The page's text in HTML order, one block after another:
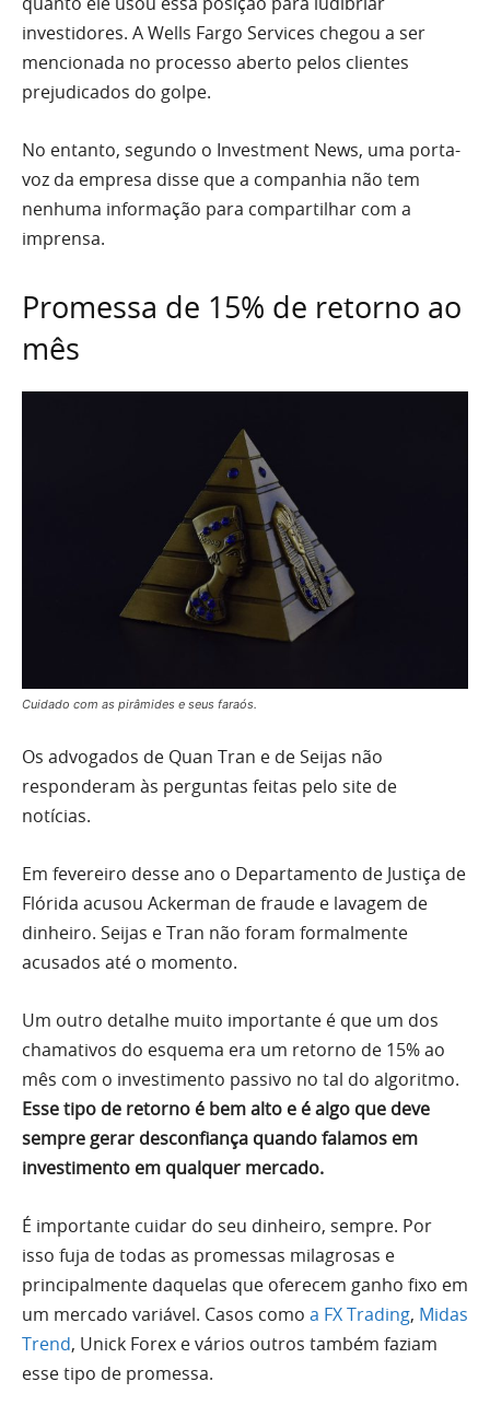
investidores. A Wells Fargo Services chegou a ser
mencionada no processo aberto pelos clientes
prejudicados do golpe.
No entanto, segundo o Investment News, uma porta-
voz da empresa disse que a companhia não tem
nenhuma informação para compartilhar com a
imprensa.
Promessa de 15% de retorno ao
mês
Cuidado com as pirâmides e seus faraós.
Os advogados de Quan Tran e de Seijas não
responderam às perguntas feitas pelo site de
notícias.
Em fevereiro desse ano o Departamento de Justiça de
Flórida acusou Ackerman de fraude e lavagem de
dinheiro. Seijas e Tran não foram formalmente
acusados até o momento.
Um outro detalhe muito importante é que um dos
chamativos do esquema era um retorno de 15% ao
mês com o investimento passivo no tal do algoritmo.
Esse tipo de retorno é bem alto e é algo que deve
sempre gerar desconfiança quando falamos em
investimento em qualquer mercado.
É importante cuidar do seu dinheiro, sempre. Por
isso fuja de todas as promessas milagrosas e
principalmente daquelas que oferecem ganho fixo em
um mercado variável. Casos como a FX Trading, Midas
Trend, Unick Forex e vários outros também faziam
esse tipo de promessa.